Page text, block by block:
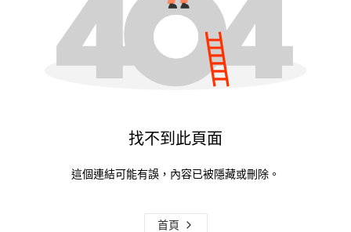
找不到此頁面
這個連結可能有誤，內容已被隱藏或刪除。
首頁